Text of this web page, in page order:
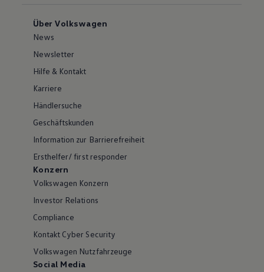
Über Volkswagen
News
Newsletter
Hilfe & Kontakt
Karriere
Händlersuche
Geschäftskunden
Information zur Barrierefreiheit
Ersthelfer/ first responder
Konzern
Volkswagen Konzern
Investor Relations
Compliance
Kontakt Cyber Security
Volkswagen Nutzfahrzeuge
Social Media